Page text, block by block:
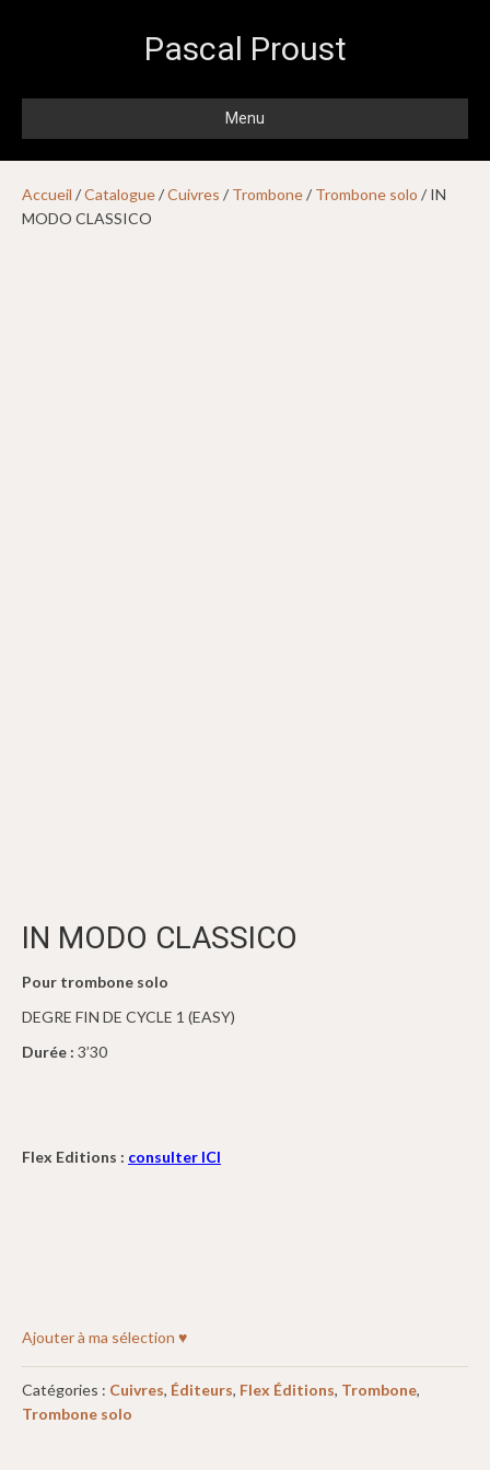
Pascal Proust
Menu
Accueil /Catalogue/Cuivres / Trombone/ Trombone solo / IN
MODO CLASSICO
IN MODO CLASSICO
Pour trombone solo
DEGRE FIN DE CYCLE 1 (EASY)
Durée : 3’30
Flex Editions : consulter ICI
Ajouter à ma sélection ♥
Catégories : Cuivres, Éditeurs, Flex Éditions, Trombone,
Trombone solo